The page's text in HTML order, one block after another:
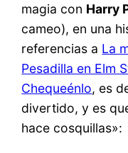
magia con Harry
cameo), en una
referencias a La
Pesadilla en Elm
Chequeénlo, es
divertido, y es
hace cosquillas»: